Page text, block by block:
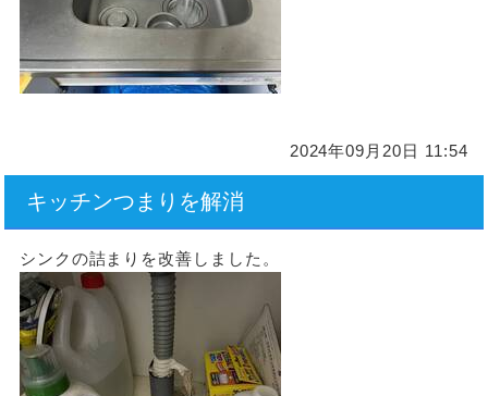
2024年09月20日 11:54
キッチンつまりを解消
シンクの詰まりを改善しました。